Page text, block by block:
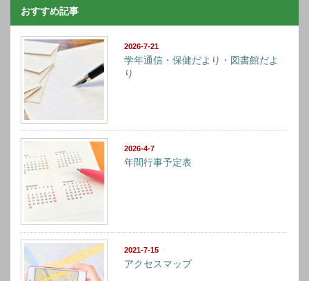
おすすめ記事
2026-7-21
学年通信・保健だより・図書館だよ
り
2026-4-7
年間行事予定表
2021-7-15
アクセスマップ